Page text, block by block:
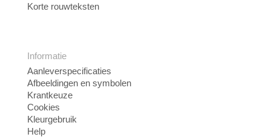
Korte rouwteksten
Informatie
Aanleverspecificaties
Afbeeldingen en symbolen
Krantkeuze
Cookies
Kleurgebruik
Help